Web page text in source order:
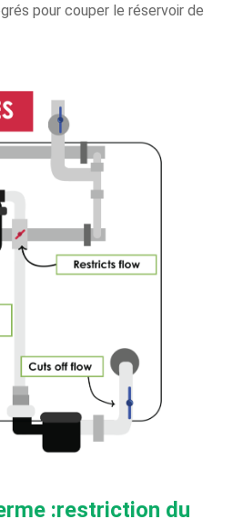
pour couper le réservoir de
:restriction du